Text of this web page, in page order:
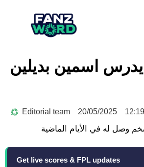
يدرس اسمين بديلين
Editorial team 20/05/2025
Get live scores & FPL updates